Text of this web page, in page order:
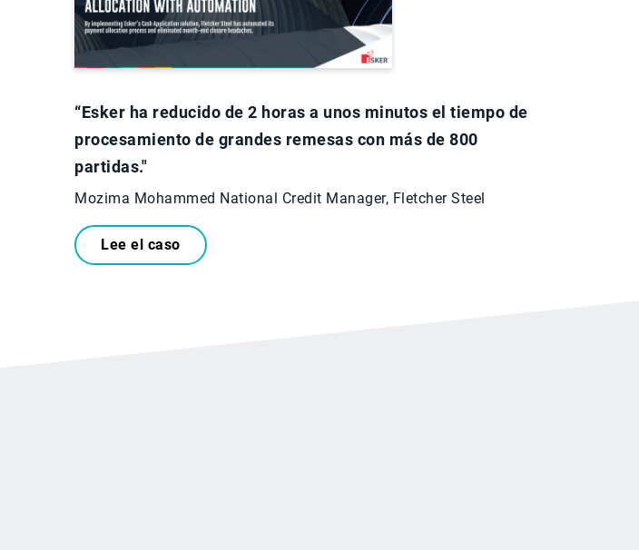
“Esker ha reducido de 2 horas a unos minutos el tiempo de
procesamiento de grandes remesas con más de 800
partidas."
Mozima Mohammed National Credit Manager, Fletcher Steel
Lee el caso